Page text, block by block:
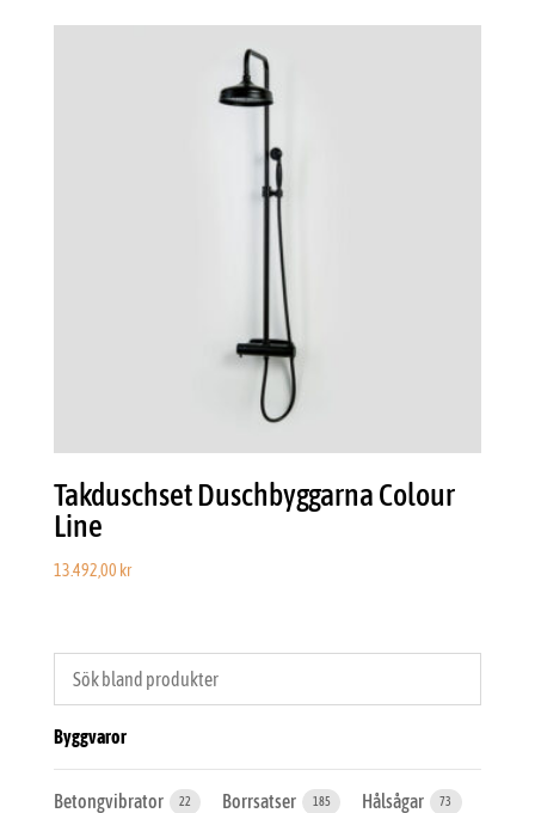
Takduschset Duschbyggarna Colour
Line
13.492,00 kr
Byggvaror
Betongvibrator 22 Borrsatser 185 Hålsågar 73